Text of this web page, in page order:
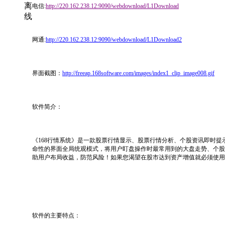
离
线
电信:http://220.162.238.12:9090/webdownload/L1Download
网通:http://220.162.238.12:9090/webdownload/L1Download2
界面截图： http://freeap.168software.com/images/index1_clip_image008.gif
软件简介：
《168行情系统》是一款股票行情显示、股票行情分析、个股资讯即时
命性的界面全局统观模式，将用户盯盘操作时最常用到的大盘走势、个
助用户布局收益，防范风险！如果您渴望在股市达到资产增值就必须使
软件的主要特点：